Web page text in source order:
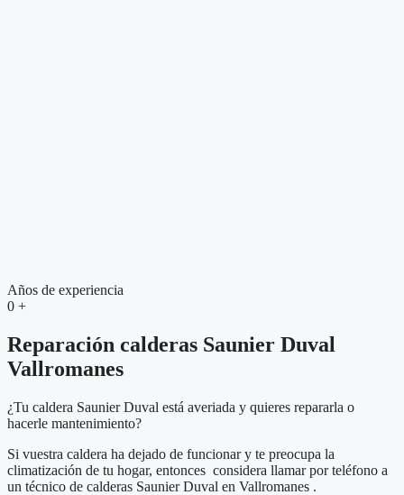
Años de experiencia
0 +
Reparación calderas Saunier Duval
Vallromanes
¿Tu caldera Saunier Duval está averiada y quieres repararla o
hacerle mantenimiento?
Si vuestra caldera ha dejado de funcionar y te preocupa la
climatización de tu hogar, entonces considera llamar por teléfono a
un técnico de calderas Saunier Duval en Vallromanes .